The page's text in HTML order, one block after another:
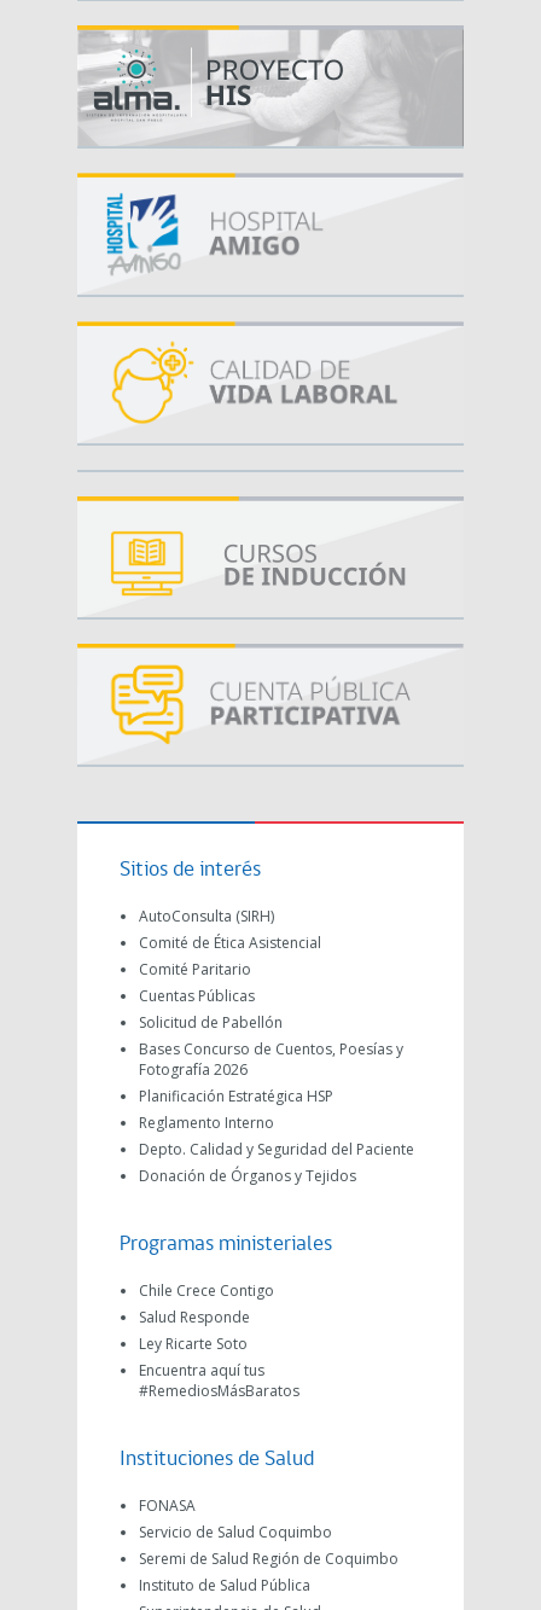
Sitios de interés
AutoConsulta (SIRH)
Comité de Ética Asistencial
Comité Paritario
Cuentas Públicas
Solicitud de Pabellón
Bases Concurso de Cuentos, Poesías y
Fotografía 2026
Planificación Estratégica HSP
Reglamento Interno
Depto. Calidad y Seguridad del Paciente
Donación de Órganos y Tejidos
Programas ministeriales
Chile Crece Contigo
Salud Responde
Ley Ricarte Soto
Encuentra aquí tus
#RemediosMásBaratos
Instituciones de Salud
FONASA
Servicio de Salud Coquimbo
Seremi de Salud Región de Coquimbo
Instituto de Salud Pública